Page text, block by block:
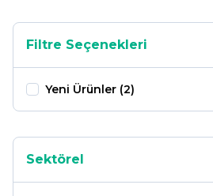
Filtre Seçenekleri
Yeni Ürünler (2)
Sektörel